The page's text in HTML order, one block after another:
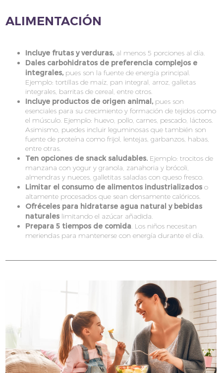
ALIMENTACIÓN
Incluye frutas y verduras, al menos 5 porciones al día.
Dales carbohidratos de preferencia complejos e
integrales, pues son la fuente de energía principal.
Ejemplo: tortillas de maíz, pan integral, arroz, galletas
integrales, barritas de cereal, entre otros.
Incluye productos de origen animal, pues son
esenciales para su crecimiento y formación de tejidos como
el músculo. Ejemplo: huevo, pollo, carnes, pescado, lácteos.
Asimismo, puedes incluir leguminosas que también son
fuente de proteína como frijol, lentejas, garbanzos, habas,
entre otras.
Ten opciones de snack saludables. Ejemplo: trocitos de
manzana con yogur y granola, zanahoria y brócoli,
almendras y nueces, galletitas saladas con queso fresco.
Limitar el consumo de alimentos industrializados o
altamente procesados que sean densamente calóricos.
Ofréceles para hidratarse agua natural y bebidas
naturales limitando el azúcar añadida.
Prepara 5 tiempos de comida. Los niños necesitan
meriendas para mantenerse con energía durante el día.